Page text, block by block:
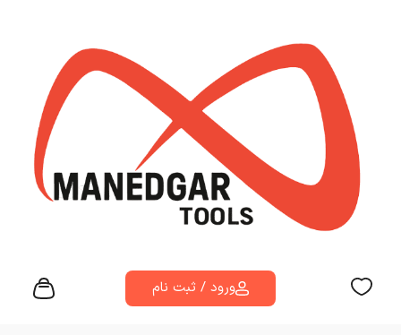
ورود / ثبت نام